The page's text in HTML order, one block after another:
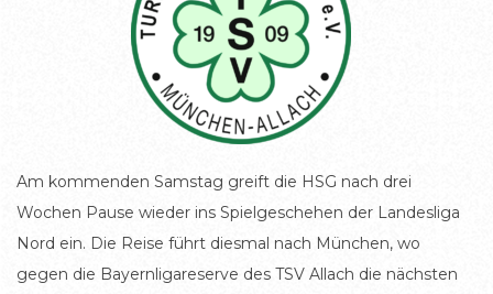
Am kommenden Samstag greift die HSG nach drei
Wochen Pause wieder ins Spielgeschehen der Landesliga
Nord ein. Die Reise führt diesmal nach München, wo
gegen die Bayernligareserve des TSV Allach die nächsten